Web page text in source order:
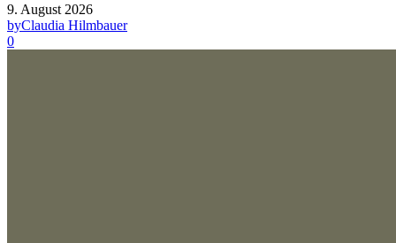
9. August 2026
byClaudia Hilmbauer
0